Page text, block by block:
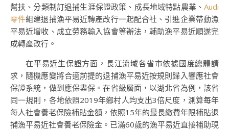
幫扶、分類制訂退捕生涯保證政策、成長地域特點農業、 Audi
零件組建退捕漁平易近轉產改行一起配合社、引進企業帶動漁
平易近增收、成立勞務輸入協會等辦法，輔助漁平易近順遂完
成轉產改行。
在平易近生保證方面，長江流域各省市依據國度總體請
求，隨機應變將合適前提的退捕漁平易近按規則歸入響應社會
保證系統，做到應保盡保。在省級層面，以湖北省為例，該省
同一規則，各地依照2019年鄉村人均支出3倍尺度，測算每年
每人社會養老保險補貼金額，依照15年的最長繳費年限補貼退
捕漁平易近社會養老保險金。已滿60歲的漁平易近直接補助現